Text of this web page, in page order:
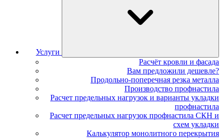
Услуги
Расчёт кровли и фасада
Вам предложили дешевле?
Продольно-поперечная резка металла
Производство профнастила
Расчет предельных нагрузок и варианты укладки
профнастила
Расчет предельных нагрузок профнастила СКН и
схем укладки
Калькулятор монолитного перекрытия